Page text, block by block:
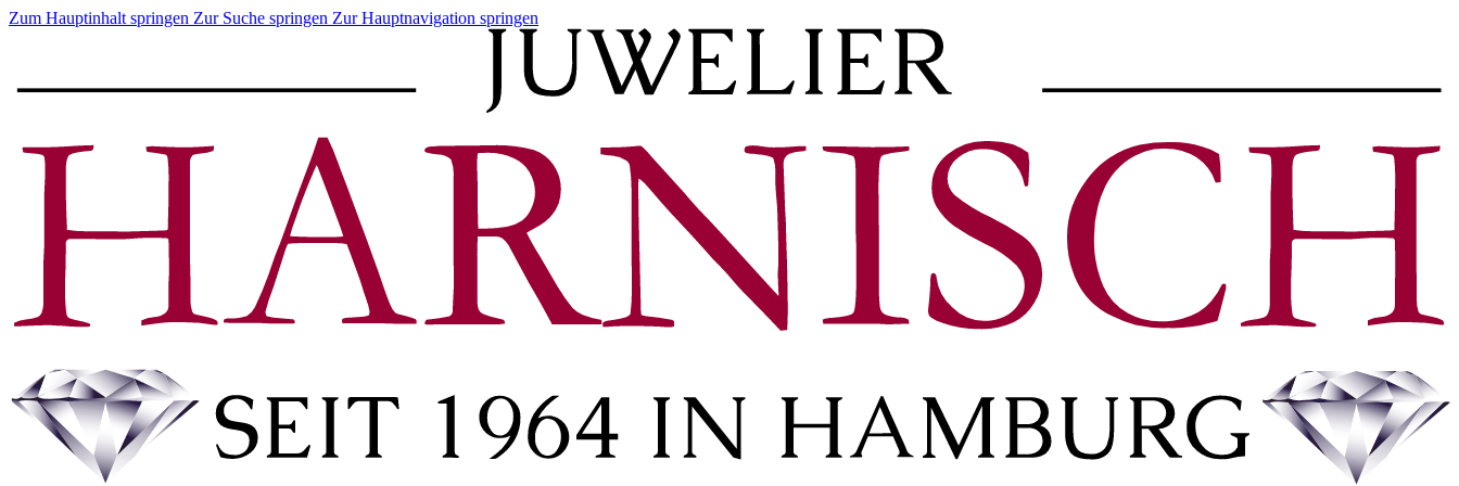
Zum Hauptinhalt springen Zur Suche springen Zur Hauptnavigation springen